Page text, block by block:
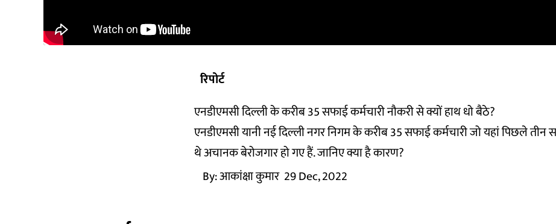
रिपोर्ट
एनडीएमसी दिल्ली के करीब 35 सफाई कर्मचारी नौकरी से क्यों हाथ धो बैठे?
एनडीएमसी यानी नई दिल्ली नगर निगम के करीब 35 सफाई कर्मचारी जो यहां पिछले तीन
थे अचानक बेरोजगार हो गए हैं. जानिए क्या है कारण?
By:आकांक्षा कुमार 29 Dec, 2022